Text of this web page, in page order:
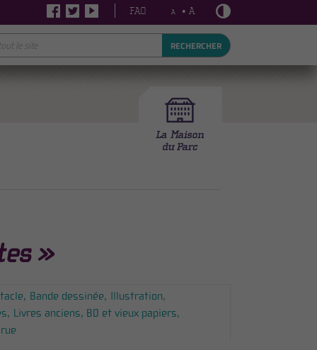
FAQ A • A
RECHERCHER
»
Bande dessinée
Illustration
Livres anciens, BD et vieux papiers